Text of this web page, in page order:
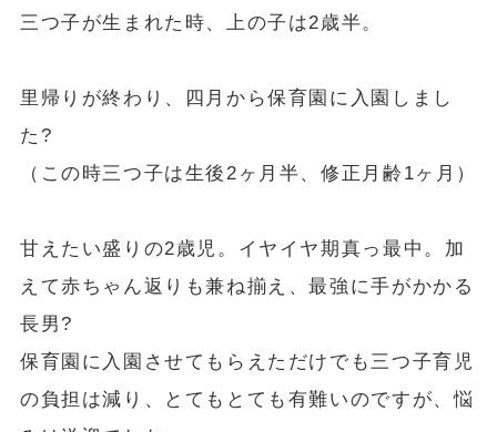
三つ子が生まれた時、上の子は2歳半。
里帰りが終わり、四月から保育園に入園しまし
た?
（この時三つ子は生後2ヶ月半、修正月齢1ヶ月）
甘えたい盛りの2歳児。イヤイヤ期真っ最中。加
えて赤ちゃん返りも兼ね揃え、最強に手がかかる
長男?
保育園に入園させてもらえただけでも三つ子育児
の負担は減り、とてもとても有難いのですが、悩